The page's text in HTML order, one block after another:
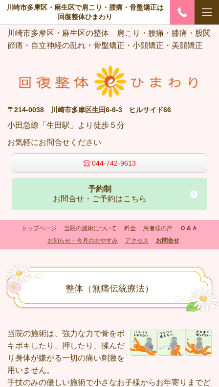
川崎市多摩区・麻生区で肩こり・腰痛・骨盤矯正は
回復整体ひまわり
川崎市多摩区・麻生区の整体 肩こり・腰痛・膝痛・股関
節痛・自立神経の乱れ・骨盤矯正・小顔矯正・美顔矯正
〒214-0038 川崎市多摩区生田6-6-3 ヒルサイド66
小田急線「生田駅」より徒歩５分
お気軽にお問合せくださ い
044-742-9613
予約制
お問合せ・ご予約はこちら
トップページ 当院の施術について 料金 患者様の声
Ｏ＆Ａ
お知らせ・今月のおやすみ
アクセス お問合せ
整体（無痛伝統療法）
当院の施術は、強力な力で骨をボ
キボキしたり、押したり、揉んだ
り身体が嫌がる一切の痛い刺激を
用いません。
手技のみの優しい施術で小さなお子様からお年寄りまでど